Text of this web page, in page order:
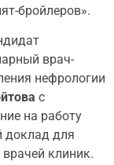
бройлеров».
врач-
нефрологии
с
на работу
доклад для
клиник.